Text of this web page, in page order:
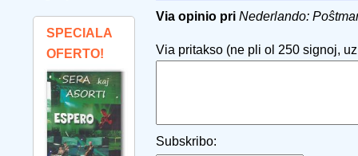
SPECIALA
OFERTO!
Via opinio pri Nederlando:
Via pritakso (ne pli ol 250 signoj,
Subskribo: